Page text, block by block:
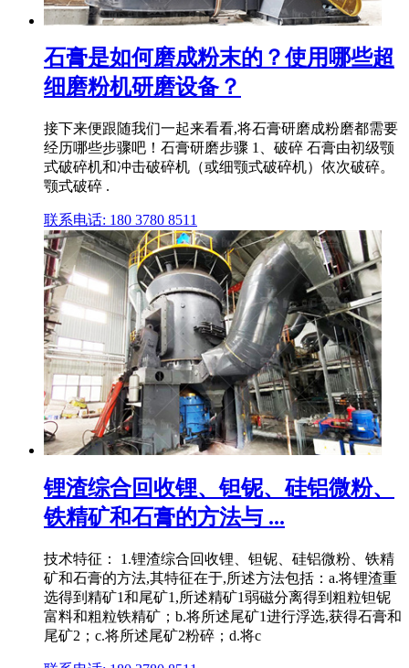
石膏是如何磨成粉末的？使用哪些超
细磨粉机研磨设备？
接下来便跟随我们一起来看看,将石膏研磨成粉磨都需要
经历哪些步骤吧！石膏研磨步骤 1、破碎 石膏由初级颚
式破碎机和冲击破碎机（或细颚式破碎机）依次破碎。
颚式破碎 .
联系电话: 180 3780 8511
锂渣综合回收锂、钽铌、硅铝微粉、
铁精矿和石膏的方法与 ...
技术特征： 1.锂渣综合回收锂、钽铌、硅铝微粉、铁精
矿和石膏的方法,其特征在于,所述方法包括：a.将锂渣重
选得到精矿1和尾矿1,所述精矿1弱磁分离得到粗粒钽铌
富料和粗粒铁精矿；b.将所述尾矿1进行浮选,获得石膏和
尾矿2；c.将所述尾矿2粉碎；d.将c